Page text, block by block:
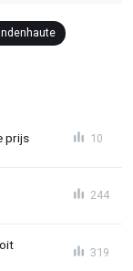
prijs 10
244
319